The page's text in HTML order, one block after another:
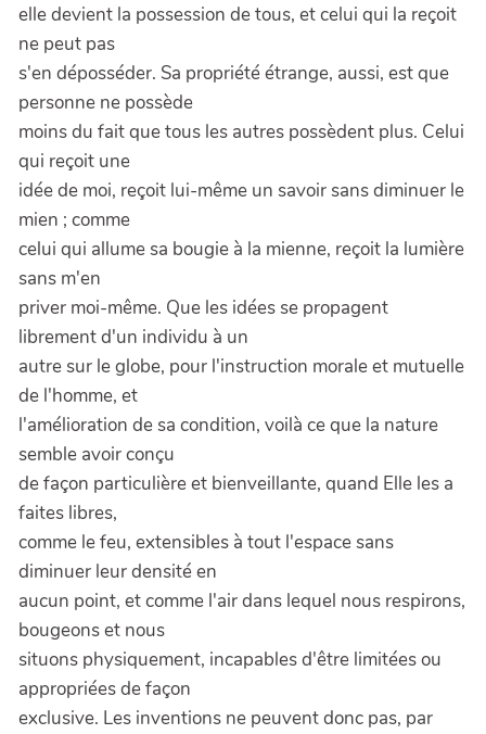
elle devient la possession de tous, et celui qui la reçoit
ne peut pas
s'en déposséder. Sa propriété étrange, aussi, est que
personne ne possède
moins du fait que tous les autres possèdent plus. Celui
qui reçoit une
idée de moi, reçoit lui-même un savoir sans diminuer le
mien ; comme
celui qui allume sa bougie à la mienne, reçoit la lumière
sans m'en
priver moi-même. Que les idées se propagent
librement d'un individu à un
autre sur le globe, pour l'instruction morale et mutuelle
de l'homme, et
l'amélioration de sa condition, voilà ce que la nature
semble avoir conçu
de façon particulière et bienveillante, quand Elle les a
faites libres,
comme le feu, extensibles à tout l'espace sans
diminuer leur densité en
aucun point, et comme l'air dans lequel nous respirons,
bougeons et nous
situons physiquement, incapables d'être limitées ou
appropriées de façon
exclusive. Les inventions ne peuvent donc pas, par